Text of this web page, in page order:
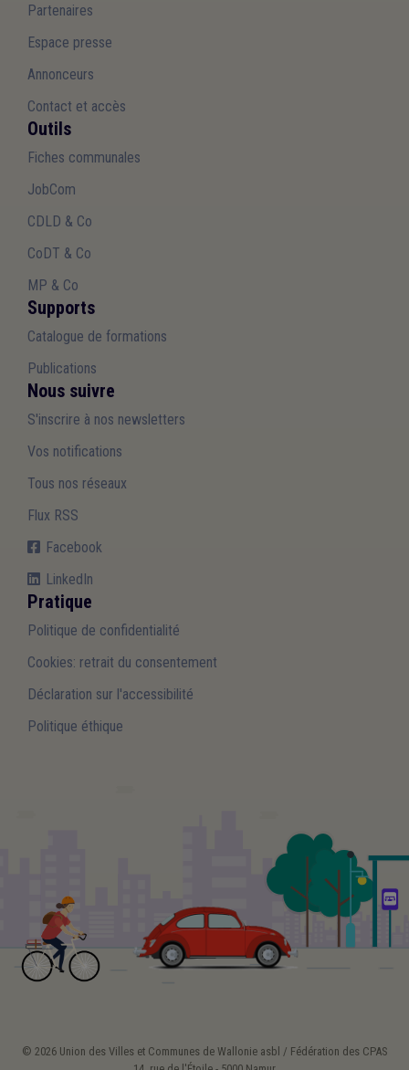
Partenaires
Espace presse
Annonceurs
Contact et accès
Outils
Fiches communales
JobCom
CDLD & Co
CoDT & Co
MP & Co
Supports
Catalogue de formations
Publications
Nous suivre
S'inscrire à nos newsletters
Vos notifications
Tous nos réseaux
Flux RSS
Facebook
LinkedIn
Pratique
Politique de confidentialité
Cookies: retrait du consentement
Déclaration sur l'accessibilité
Politique éthique
© 2026 Union des Villes et Communes de Wallonie asbl / Fédération des CPAS